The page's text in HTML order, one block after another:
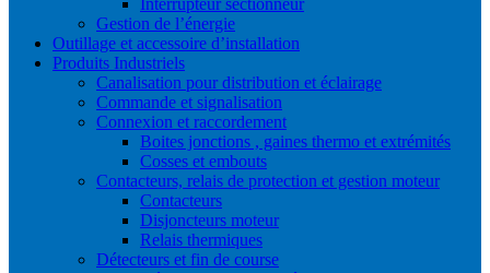
Interrupteur sectionneur
Gestion de l’énergie
Outillage et accessoire d’installation
Produits Industriels
Canalisation pour distribution et éclairage
Commande et signalisation
Connexion et raccordement
Boites jonctions , gaines thermo et extrémités
Cosses et embouts
Contacteurs, relais de protection et gestion moteur
Contacteurs
Disjoncteurs moteur
Relais thermiques
Détecteurs et fin de course